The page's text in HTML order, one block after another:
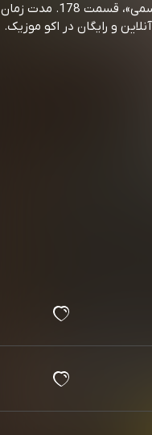
Aknoontalks. از مجموعه‌ی «اکنون - صفحه رسمی»، قسمت 178. مدت زمان